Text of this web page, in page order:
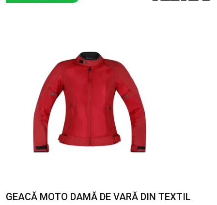
GEACĂ MOTO DAMĂ DE VARĂ DIN TEXTIL